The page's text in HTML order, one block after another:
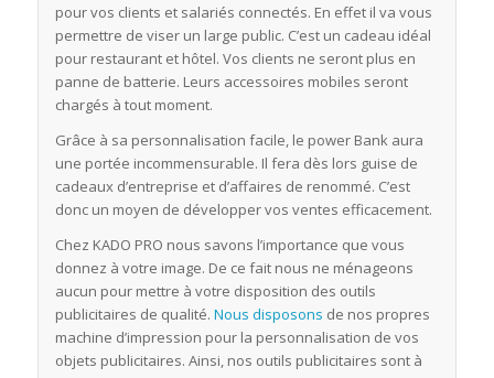
pour vos clients et salariés connectés. En effet il va vous
permettre de viser un large public. C’est un cadeau idéal
pour restaurant et hôtel. Vos clients ne seront plus en
panne de batterie. Leurs accessoires mobiles seront
chargés à tout moment.
Grâce à sa personnalisation facile, le power Bank aura
une portée incommensurable. Il fera dès lors guise de
cadeaux d’entreprise et d’affaires de renommé. C’est
donc un moyen de développer vos ventes efficacement.
Chez KADO PRO nous savons l’importance que vous
donnez à votre image. De ce fait nous ne ménageons
aucun pour mettre à votre disposition des outils
publicitaires de qualité. Nous disposons de nos propres
machine d’impression pour la personnalisation de vos
objets publicitaires. Ainsi, nos outils publicitaires sont à